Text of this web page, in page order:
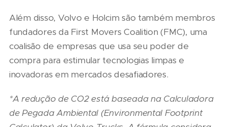
Além disso, Volvo e Holcim são também membros
fundadores da First Movers Coalition (FMC), uma
coalisão de empresas que usa seu poder de
compra para estimular tecnologias limpas e
inovadoras em mercados desafiadores.
*A redução de CO2 está baseada na Calculadora
de Pegada Ambiental (Environmental Footprint
07/08/2026
Marcopolo
reforça
estratégia
Nacional
NTU 2026
debate